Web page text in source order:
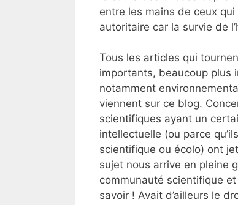
entre les mains de ceux
autoritaire car la survie de
Tous les articles qui
importants, beaucoup plus
notamment
viennent sur ce blog.
scientifiques ayant un
intellectuelle (ou parce
scientifique ou écolo) ont
sujet nous arrive en pleine
communauté scientifique
savoir ! Avait d’ailleurs le